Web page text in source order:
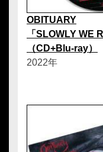
OBITUARY
「SLOWLY WE
（CD+Blu-ray）
2022年